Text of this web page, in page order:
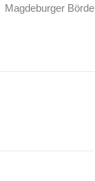
Magdeburger Börde